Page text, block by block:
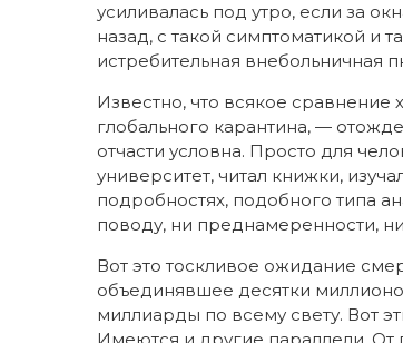
усиливалась под утро, если за
назад, с такой симптоматикой и
истребительная внебольничная
Известно, что всякое сравнение
глобального карантина, —
отчасти условна. Просто для
университет, читал книжки,
подробностях, подобного типа
поводу, ни преднамеренности,
Вот это тоскливое ожидание
объединявшее десятки
миллиарды по всему свету. Вот